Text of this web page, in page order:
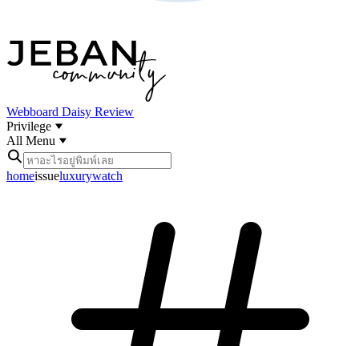
Webboard Daisy Review
Privilege
All Menu
homeissueluxurywatch